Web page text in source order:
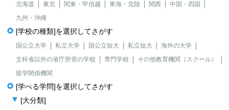
北海道 東北 関東・甲信越 東海・北陸 関西
中国・四国
九州・沖縄
[学校の種類]を選択してさがす
国公立大学 私立大学 国公立短大 私立短大
海外の大学
文科省以外の省庁所管の学校
専門学校
その他教育機関（スクール）
留学関係機関
[学べる学問]を選択してさがす
[大分類]